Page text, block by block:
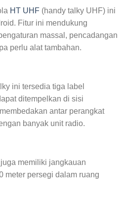
HT UHF (handy talky UHF) ini
Fitur ini mendukung
massal, pencadangan
perlu alat tambahan.
ini tersedia tiga label
ditempelkan di sisi
antar perangkat
banyak unit radio.
memiliki jangkauan
meter persegi dalam ruang